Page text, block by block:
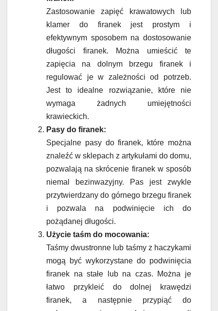
Zastosowanie zapięć krawatowych lub
klamer do firanek jest prostym i
efektywnym sposobem na dostosowanie
długości firanek. Można umieścić te
zapięcia na dolnym brzegu firanek i
regulować je w zależności od potrzeb.
Jest to idealne rozwiązanie, które nie
wymaga żadnych umiejętności
krawieckich.
Pasy do firanek:
Specjalne pasy do firanek, które można
znaleźć w sklepach z artykułami do domu,
pozwalają na skrócenie firanek w sposób
niemal bezinwazyjny. Pas jest zwykle
przytwierdzany do górnego brzegu firanek
i pozwala na podwinięcie ich do
pożądanej długości.
Użycie taśm do mocowania:
Taśmy dwustronne lub taśmy z haczykami
mogą być wykorzystane do podwinięcia
firanek na stałe lub na czas. Można je
łatwo przykleić do dolnej krawędzi
firanek, a następnie przypiąć do